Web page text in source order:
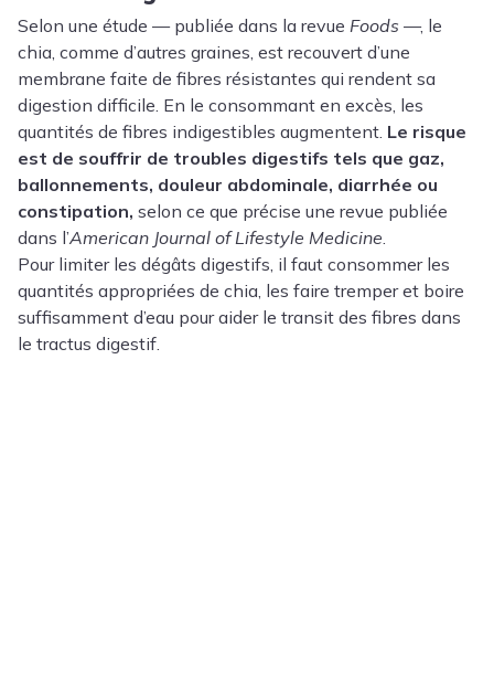
Selon une étude — publiée dans la revue Foods —, le
chia, comme d’autres graines, est recouvert d’une
membrane faite de fibres résistantes qui rendent sa
digestion difficile. En le consommant en excès, les
quantités de fibres indigestibles augmentent. Le risque
est de souffrir de troubles digestifs tels que gaz,
ballonnements, douleur abdominale, diarrhée ou
constipation, selon ce que précise une revue publiée
dans l’American Journal of Lifestyle Medicine
Pour limiter les dégâts digestifs, il faut consommer les
quantités appropriées de chia, les faire tremper et boire
suffisamment d’eau pour aider le transit des fibres dans
le tractus digestif.